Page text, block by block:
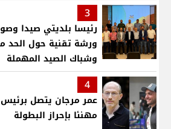
3
رئيسا بلديتي صيدا
ورشة تقنية حول الحد
وشباك الصيد المهملة
4
عمر مرجان يتصل برئيس
مهنئا بإحراز البطولة